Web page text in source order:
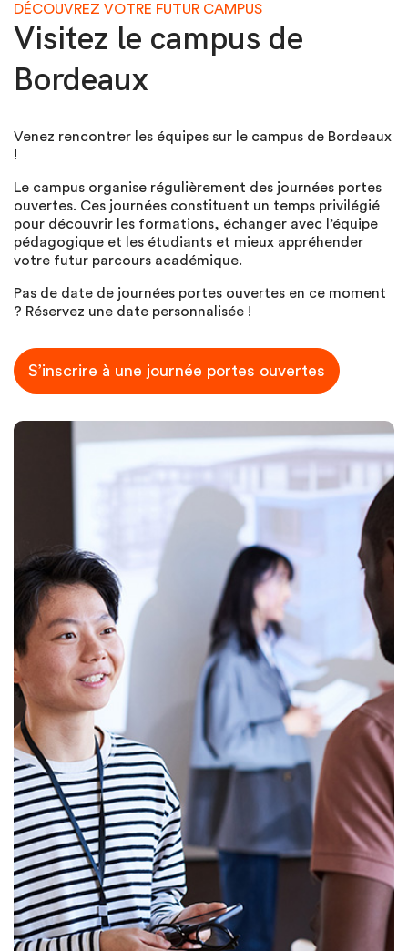
DÉCOUVREZ VOTRE FUTUR CAMPUS
Visitez le campus de
Bordeaux
Venez rencontrer les équipes sur le campus de Bordeaux
!
Le campus organise régulièrement des journées portes
ouvertes. Ces journées constituent un temps privilégié
pour découvrir les formations, échanger avec l’équipe
pédagogique et les étudiants et mieux appréhender
votre futur parcours académique.
Pas de date de journées portes ouvertes en ce moment
? Réservez une date personnalisée !
S’inscrire à une journée portes ouvertes